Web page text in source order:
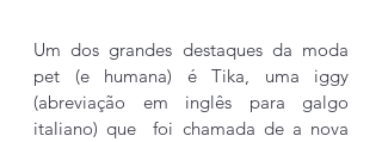
Um dos grandes destaques da moda
pet (e humana) é Tika, uma iggy
(abreviação em inglês para galgo
italiano) que  foi chamada de a nova